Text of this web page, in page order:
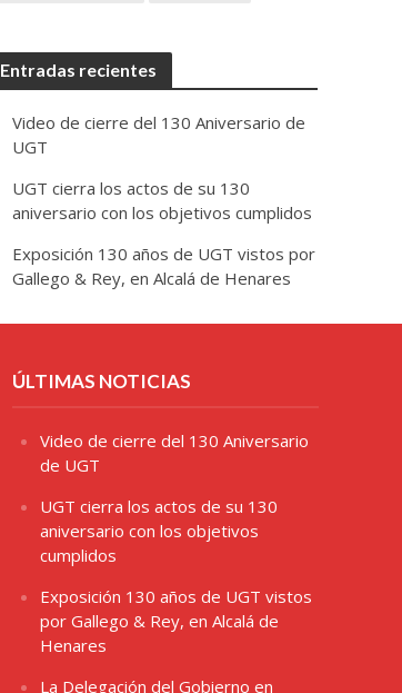
Entradas recientes
Video de cierre del 130 Aniversario de
UGT
UGT cierra los actos de su 130
aniversario con los objetivos cumplidos
Exposición 130 años de UGT vistos por
Gallego & Rey, en Alcalá de Henares
ÚLTIMAS NOTICIAS
Video de cierre del 130 Aniversario
de UGT
UGT cierra los actos de su 130
aniversario con los objetivos
cumplidos
Exposición 130 años de UGT vistos
por Gallego & Rey, en Alcalá de
Henares
La Delegación del Gobierno en